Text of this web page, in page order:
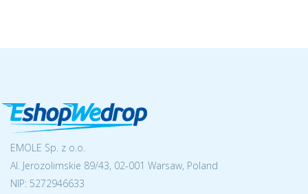
EMOLE Sp. z o.o.
Al. Jerozolimskie 89/43, 02-001 Warsaw, Poland
NIP: 5272946633